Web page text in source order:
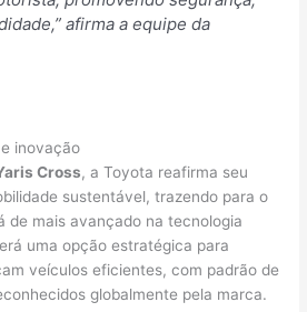
afirma a equipe da
inovação
Cross, a Toyota reafirma seu
sustentável, trazendo para o
de mais avançado na tecnologia
uma opção estratégica para
veículos eficientes, com padrão de
globalmente pela marca.